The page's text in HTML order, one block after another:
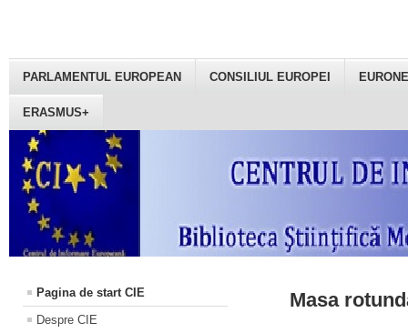
PARLAMENTUL EUROPEAN CONSILIUL EUROPEI
ERASMUS+
Pagina de start CIE
Despre CIE
Masa